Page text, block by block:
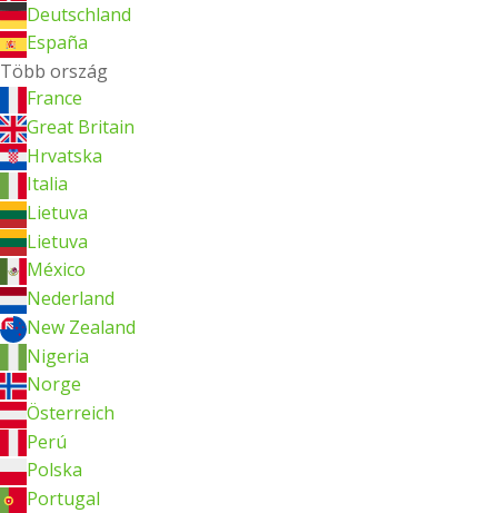
Deutschland
España
Több ország
France
Great Britain
Hrvatska
Italia
Lietuva
Lietuva
México
Nederland
New Zealand
Nigeria
Norge
Österreich
Perú
Polska
Portugal